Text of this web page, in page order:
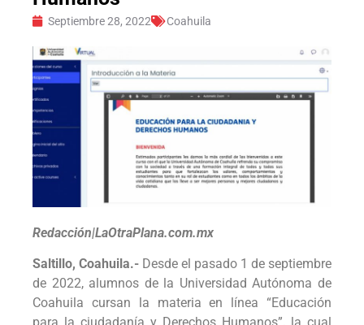
Septiembre 28, 2022 Coahuila
Redacción|LaOtraPlana.com.mx
Saltillo, Coahuila.- Desde el pasado 1 de septiembre
de 2022, alumnos de la Universidad Autónoma de
Coahuila cursan la materia en línea “Educación